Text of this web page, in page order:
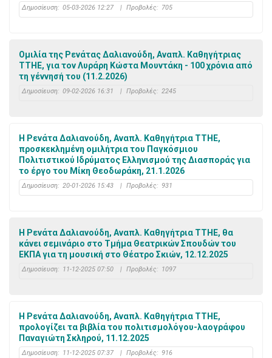
Δημοσίευση: 05-03-2026 12:27 | Προβολές: 705
Ομιλία της Ρενάτας Δαλιανούδη, Αναπλ. Καθηγήτριας
ΤΤΗΕ, για τον Λυράρη Κώστα Μουντάκη - 100 χρόνια από
τη γέννησή του (11.2.2026)
Δημοσίευση: 09-02-2026 16:31 | Προβολές: 2245
Η Ρενάτα Δαλιανούδη, Αναπλ. Καθηγήτρια ΤΤΗΕ,
προσκεκλημένη ομιλήτρια του Παγκόσμιου
Πολιτιστικού Ιδρύματος Ελληνισμού της Διασποράς για
το έργο του Μίκη Θεοδωράκη, 21.1.2026
Δημοσίευση: 20-01-2026 15:43 | Προβολές: 931
Η Ρενάτα Δαλιανούδη, Αναπλ. Καθηγήτρια ΤΤΗΕ, θα
κάνει σεμινάριο στο Τμήμα Θεατρικών Σπουδών του
ΕΚΠΑ για τη μουσική στο Θέατρο Σκιών, 12.12.2025
Δημοσίευση: 11-12-2025 07:50 | Προβολές: 1097
Η Ρενάτα Δαλιανούδη, Αναπλ. Καθηγήτρια ΤΤΗΕ,
προλογίζει τα βιβλία του πολιτισμολόγου-λαογράφου
Παναγιώτη Σκληρού, 11.12.2025
Δημοσίευση: 11-12-2025 07:37 | Προβολές: 916